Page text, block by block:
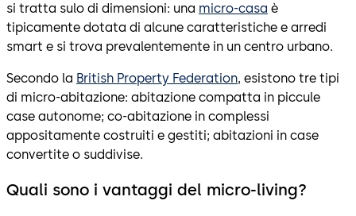
si tratta sulo di dimensioni: una micro-casa è
tipicamente dotata di alcune caratteristiche e arredi
smart e si trova prevalentemente in un centro urbano.
Secondo la British Property Federation, esistono tre tipi
di micro-abitazione: abitazione compatta in piccule
case autonome; co-abitazione in complessi
appositamente costruiti e gestiti; abitazioni in case
convertite o suddivise.
Quali sono i vantaggi del micro-living?